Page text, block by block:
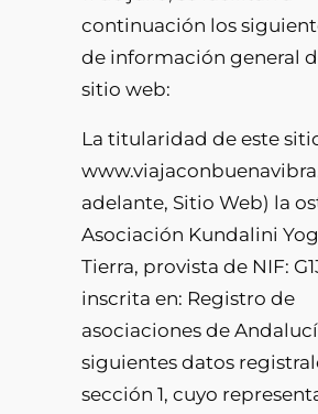
continuación los
de información general
sitio web:
La titularidad de este
adelante, Sitio Web) la
Asociación Kundalini
Tierra, provista de NIF:
inscrita en: Registro de
asociaciones de
siguientes datos
sección 1, cuyo